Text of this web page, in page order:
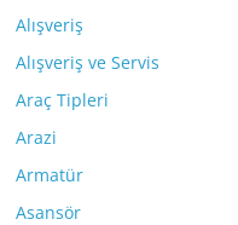
Alışveriş
Alışveriş ve Servis
Araç Tipleri
Arazi
Armatür
Asansör